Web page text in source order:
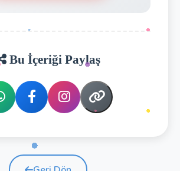
Bu İçeriği Paylaş